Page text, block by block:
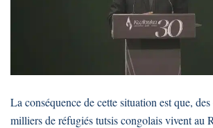
La conséquence de cette situation est que,
milliers de réfugiés tutsis congolais vivent au